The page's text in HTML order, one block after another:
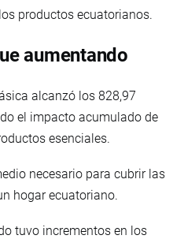
productos ecuatorianos.
aumentando
alcanzó los 828,97
el impacto acumulado de
esenciales.
necesario para cubrir las
hogar ecuatoriano.
tuvo incrementos en los